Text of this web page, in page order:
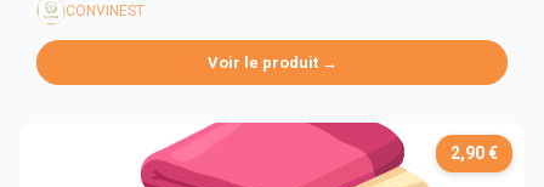
CONVINEST
Voir le produit →
2,90 €